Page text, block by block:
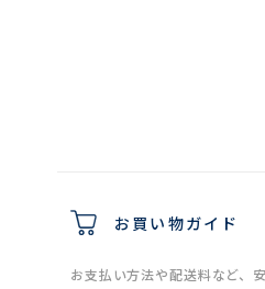
お買い物ガイド
お支払い方法や配送料など、